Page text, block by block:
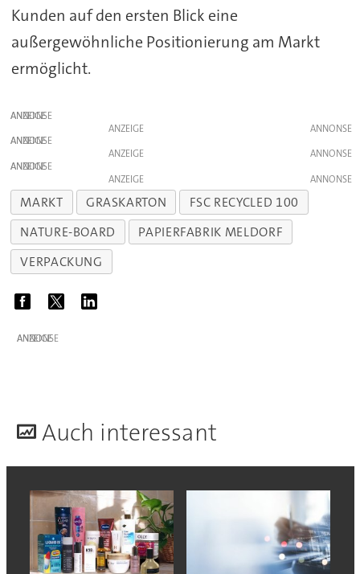
Kunden auf den ersten Blick eine
außergewöhnliche Positionierung am Markt
ermöglicht.
ANZEIGE
ANZEIGE
ANZEIGE
ANZEIGE
ANZEIGE
ANZEIGE
MARKT GRASKARTON
FSC RECYCLED 100
NATURE-BOARD
PAPIERFABRIK MELDORF
VERPACKUNG
ANZEIGE
Auch interessant